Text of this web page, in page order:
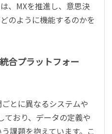
、MXを推進し、意思決
のように機能するのかを
合プラットフォー
とに異なるシステムや
ており、データの定義や
課題を抱えています。こ